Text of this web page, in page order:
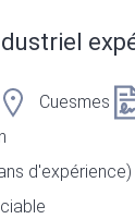
Cuesmes
d'expérience)